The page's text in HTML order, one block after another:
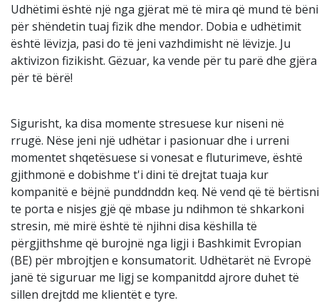
Udhëtimi është një nga gjërat më të mira që mund të bëni
për shëndetin tuaj fizik dhe mendor. Dobia e udhëtimit
është lëvizja, pasi do të jeni vazhdimisht në lëvizje. Ju
aktivizon fizikisht. Gëzuar, ka vende për tu parë dhe gjëra
për të bërë!
Sigurisht, ka disa momente stresuese kur niseni në
rrugë. Nëse jeni një udhëtar i pasionuar dhe i urreni
momentet shqetësuese si vonesat e fluturimeve, është
gjithmonë e dobishme t'i dini të drejtat tuaja kur
kompanitë e bëjnë punddnddn keq. Në vend që të bërtisni
te porta e nisjes gjë që mbase ju ndihmon të shkarkoni
stresin, më mirë është të njihni disa këshilla të
përgjithshme që burojnë nga ligji i Bashkimit Evropian
(BE) për mbrojtjen e konsumatorit. Udhëtarët në Evropë
janë të siguruar me ligj se kompanitdd ajrore duhet të
sillen drejtdd me klientët e tyre.